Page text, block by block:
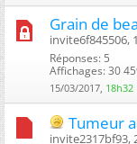
Grain de
invite6f845506,
Réponses: 5
Affichages: 30
15/03/2017, 18h32
Tumeur
invite2317bf93,